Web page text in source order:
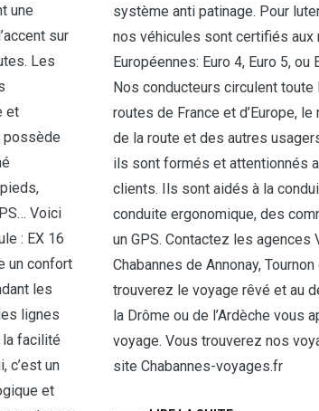
une
sur
Les
et
possède
Voici
: EX 16
un confort
les
lignes
facilité
c’est un
et
système anti patinage. Pour
nos véhicules sont certifiés aux
Européennes: Euro 4, Euro 5, ou
Nos conducteurs circulent toute
routes de France et d’Europe,
de la route et des autres
ils sont formés et attentionnés
clients. Ils sont aidés à la
conduite ergonomique, des
un GPS. Contactez les agences
Chabannes de Annonay,
trouverez le voyage rêvé et au
la Drôme ou de l’Ardèche vous
voyage. Vous trouverez nos
site Chabannes-voyages.fr